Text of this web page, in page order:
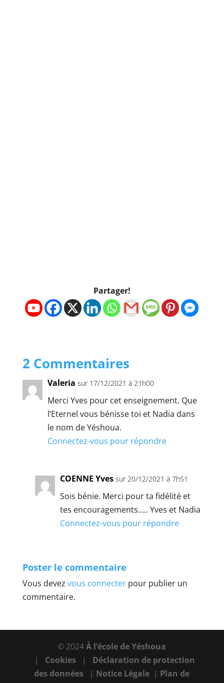
Partager!
2 Commentaires
Valeria sur 17/12/2021 à 21h00
Merci Yves pour cet enseignement. Que
l’Eternel vous bénisse toi et Nadia dans
le nom de Yéshoua.
Connectez-vous pour répondre
COENNE Yves sur 20/12/2021 à 7h51
Sois bénie. Merci pour ta fidélité et
tes encouragements….. Yves et Nadia
Connectez-vous pour répondre
Poster le commentaire
Vous devez vous connecterpour publier un
commentaire.
© 2024À l’école de Yéshoua
| Cookies | Déclaration de protection
des données | Notice Légale | Plan de